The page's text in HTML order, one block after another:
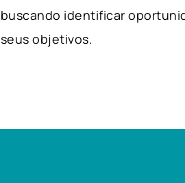
identificar
objetivos.